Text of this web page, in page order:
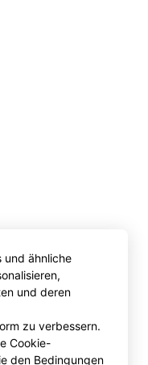
und ähnliche
und deren
zu verbessern.
Cookie-
den Bedingungen